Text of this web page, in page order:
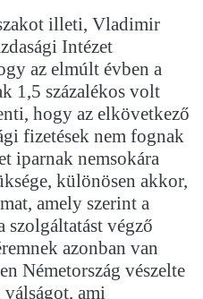
illeti, Vladimir
Intézet
az elmúlt évben a
1,5 százalékos volt
hogy az elkövetkező
fizetések nem fognak
iparnak nemsokára
különösen akkor,
amely szerint a
szolgáltatást végző
azonban van
Németország vészelte
válságot, ami